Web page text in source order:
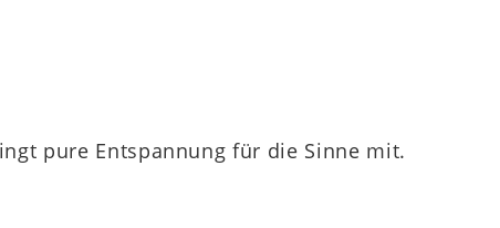
pure Entspannung für die Sinne mit.